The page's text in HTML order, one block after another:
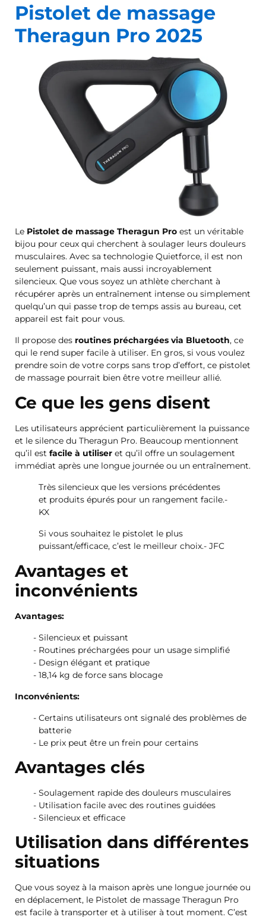
Pistolet de massage
Theragun Pro 2025
Le Pistolet de massage Theragun Pro est un véritable
bijou pour ceux qui cherchent à soulager leurs douleurs
musculaires. Avec sa technologie Quietforce, il est non
seulement puissant, mais aussi incroyablement
silencieux. Que vous soyez un athlète cherchant à
récupérer après un entraînement intense ou simplement
quelqu’un qui passe trop de temps assis au bureau, cet
appareil est fait pour vous.
Il propose des routines préchargées via Bluetooth, ce
qui le rend super facile à utiliser. En gros, si vous voulez
prendre soin de votre corps sans trop d’effort, ce pistolet
de massage pourrait bien être votre meilleur allié.
Ce que les gens disent
Les utilisateurs apprécient particulièrement la puissance
et le silence du Theragun Pro. Beaucoup mentionnent
qu’il est facile à utiliser et qu’il offre un soulagement
immédiat après une longue journée ou un entraînement.
Très silencieux que les versions précédentes
et produits épurés pour un rangement facile.-
KX
Si vous souhaitez le pistolet le plus
puissant/efficace, c’est le meilleur choix.- JFC
Avantages et
inconvénients
Avantages:
Silencieux et puissant
Routines préchargées pour un usage simplifié
Design élégant et pratique
18,14 kg de force sans blocage
Inconvénients:
Certains utilisateurs ont signalé des problèmes de
batterie
Le prix peut être un frein pour certains
Avantages clés
Soulagement rapide des douleurs musculaires
Utilisation facile avec des routines guidées
Silencieux et efficace
Utilisation dans différentes
situations
Que vous soyez à la maison après une longue journée ou
en déplacement, le Pistolet de massage Theragun Pro
est facile à transporter et à utiliser à tout moment. C’est